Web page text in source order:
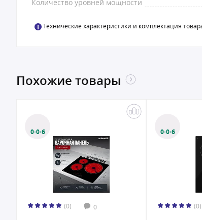
Количество уровней мощности
Технические характеристики и комплектация
Похожие товары
0·0·6
(0) 0
0·0·6
(0)